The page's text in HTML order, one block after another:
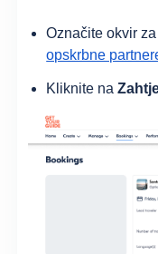
Označite okvir
opskrbne
Kliknite na